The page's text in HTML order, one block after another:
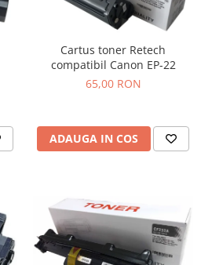
Cartus toner Retech
compatibil Canon EP-22
65,00 RON
ADAUGA IN COS